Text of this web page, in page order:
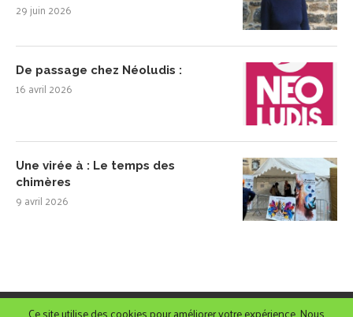
29 juin 2026
De passage chez Néoludis :
16 avril 2026
Une virée à : Le temps des
chimères
9 avril 2026